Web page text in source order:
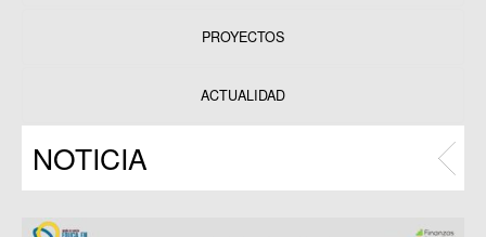
PROYECTOS
Programas
ACTUALIDAD
NOTICIA